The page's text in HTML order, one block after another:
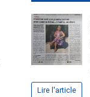
Lire l'article